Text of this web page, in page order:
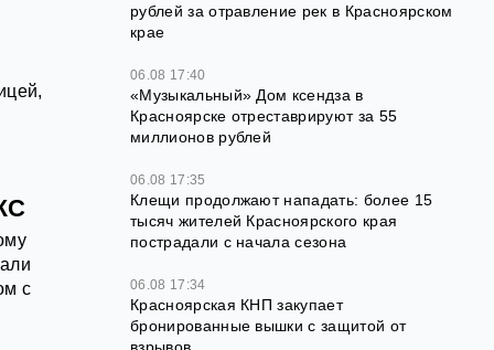
с
рублей за отравление рек в Красноярском
крае
06.08 17:40
«Музыкальный» Дом ксендза в
Красноярске отреставрируют за 55
миллионов рублей
06.08 17:35
Клещи продолжают нападать: более 15
тысяч жителей Красноярского края
пострадали с начала сезона
06.08 17:34
Красноярская КНП закупает
бронированные вышки с защитой от
взрывов